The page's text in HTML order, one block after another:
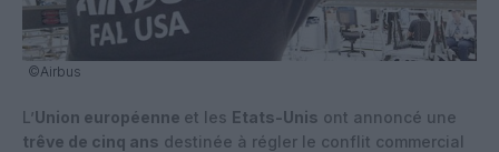
©Airbus
L’Union européenne et les Etats-Unis ont annoncé une
trêve de cinq ans destinée à régler le conflit commercial